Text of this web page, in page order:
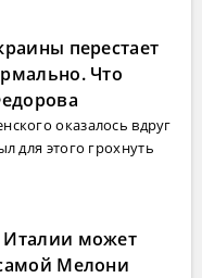
перестает
Что
оказалось вдруг
для этого грохнуть
может
Мелони